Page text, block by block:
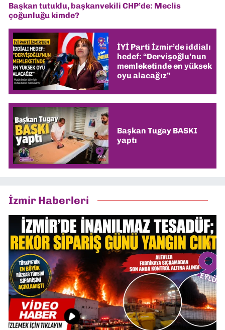
Başkan tutuklu, başkanvekili CHP’de: Meclis
çoğunluğu kimde?
İYİ Parti İzmir’de iddialı
hedef: “Dervişoğlu’nun
memleketinde en yüksek
oyu alacağız”
Başkan Tugay BASKI
yaptı
İzmir Haberleri